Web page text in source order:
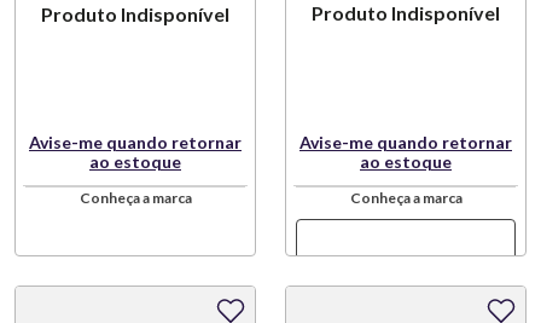
Produto Indisponível
Avise-me quando retornar
ao estoque
Conheça a marca
Produto Indisponível
Avise-me quando retornar
ao estoque
Conheça a marca